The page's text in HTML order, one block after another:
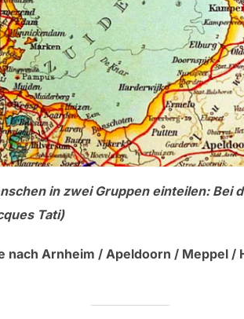
in zwei Gruppen einteilen: Bei
Tati)
nach Arnheim / Apeldoorn / Meppel